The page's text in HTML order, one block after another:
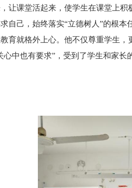
让课堂活起来，使学生在课堂上
自己，始终落实“立德树人”的根
育就格外上心。他不仅尊重学生
心中也有要求”，受到了学生和家长